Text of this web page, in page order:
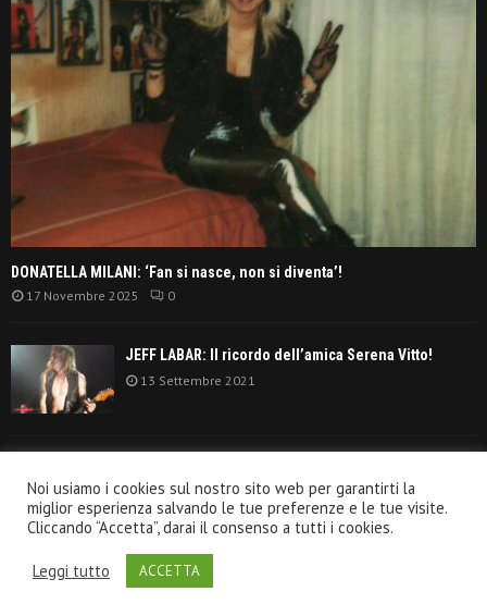
DONATELLA MILANI: ‘Fan si nasce, non si diventa’!
17 Novembre 2025 0
JEFF LABAR: Il ricordo dell’amica Serena Vitto!
13 Settembre 2021
settanta’!
30 Giugno 2021
Noi usiamo i cookies sul nostro sito web per garantirti la
miglior esperienza salvando le tue preferenze e le tue visite.
Cliccando “Accetta”, darai il consenso a tutti i cookies.
Leggi tutto ACCETTA